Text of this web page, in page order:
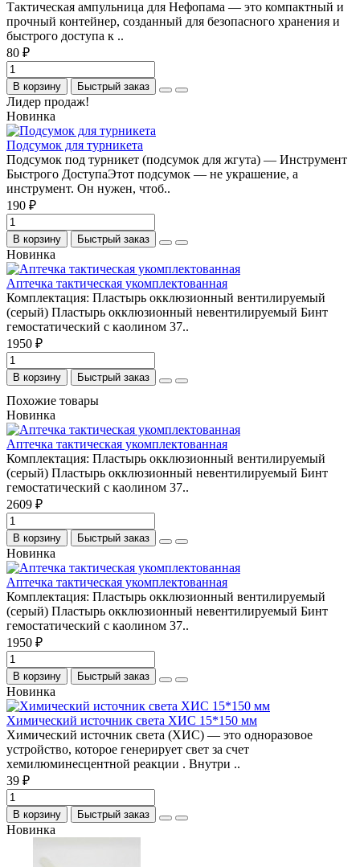
Тактическая ампульница для Нефопама — это компактный и
прочный контейнер, созданный для безопасного хранения и
быстрого доступа к ..
80 ₽
В корзину Быстрый заказ
Лидер продаж!
Новинка
Подсумок для турникета
Подсумок под турникет (подсумок для жгута) — Инструмент
Быстрого ДоступаЭтот подсумок — не украшение, а
инструмент. Он нужен, чтоб..
190 ₽
В корзину Быстрый заказ
Новинка
Аптечка тактическая укомплектованная
Комплектация: Пластырь окклюзионный вентилируемый
(серый) Пластырь окклюзионный невентилируемый Бинт
гемостатический с каолином 37..
1950 ₽
В корзину Быстрый заказ
Похожие товары
Новинка
Аптечка тактическая укомплектованная
Комплектация: Пластырь окклюзионный вентилируемый
(серый) Пластырь окклюзионный невентилируемый Бинт
гемостатический с каолином 37..
2609 ₽
В корзину Быстрый заказ
Новинка
Аптечка тактическая укомплектованная
Комплектация: Пластырь окклюзионный вентилируемый
(серый) Пластырь окклюзионный невентилируемый Бинт
гемостатический с каолином 37..
1950 ₽
В корзину Быстрый заказ
Новинка
Химический источник света ХИС 15*150 мм
Химический источник света (ХИС) — это одноразовое
устройство, которое генерирует свет за счет
хемилюминесцентной реакции . Внутри ..
39 ₽
В корзину Быстрый заказ
Новинка